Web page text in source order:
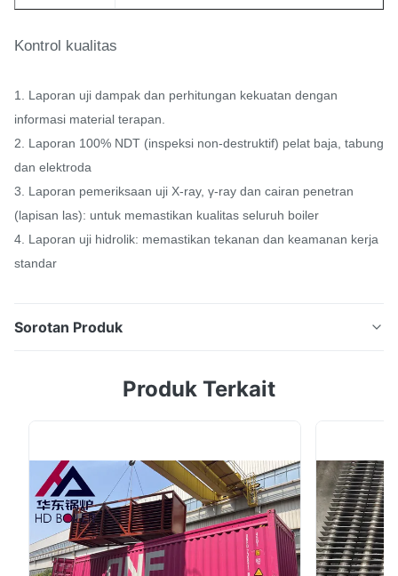
Kontrol kualitas
1. Laporan uji dampak dan perhitungan kekuatan dengan
informasi material terapan.
2. Laporan 100% NDT (inspeksi non-destruktif) pelat baja, tabung
dan elektroda
3. Laporan pemeriksaan uji X-ray, γ-ray dan cairan penetran
(lapisan las): untuk memastikan kualitas seluruh boiler
4. Laporan uji hidrolik: memastikan tekanan dan keamanan kerja
standar
Sorotan Produk
Economizer Ringkasan Ada tiga tahapan dari air
dan pemanasan super.Ketiga tahap tersebut
diselesaikan pada tiga permukaan pemanas yang
berbeda...
Produk Terkait